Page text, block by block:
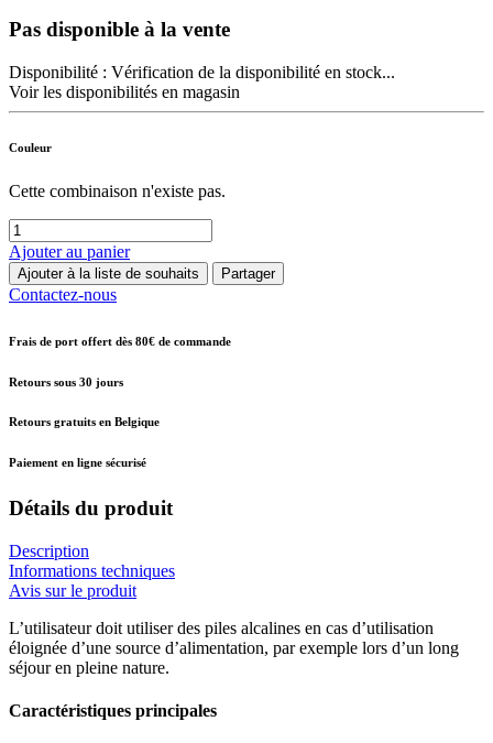
Pas disponible à la vente
Disponibilité : Vérification de la disponibilité en stock...
Voir les disponibilités en magasin
Couleur
Cette combinaison n'existe pas.
Ajouter au panier
Ajouter à la liste de souhaits Partager
Contactez-nous
Frais de port offert dès 80€ de commande
Retours sous 30 jours
Retours gratuits en Belgique
Paiement en ligne sécurisé
Détails du produit
Description
Informations techniques
Avis sur le produit
L’utilisateur doit utiliser des piles alcalines en cas d’utilisation
éloignée d’une source d’alimentation, par exemple lors d’un long
séjour en pleine nature.
Caractéristiques principales